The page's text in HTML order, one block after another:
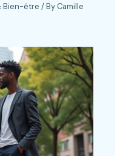
Bien-être / By Camille